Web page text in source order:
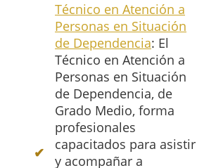
Técnico en Atención a
Personas en Situación
de Dependencia: El
Técnico en Atención a
Personas en Situación
de Dependencia, de
Grado Medio, forma
profesionales
capacitados para asistir
y acompañar a